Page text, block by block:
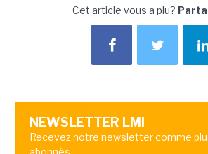
Cet article vous a plu?
NEWSLETTER LMI
Recevez notre newsletter comme